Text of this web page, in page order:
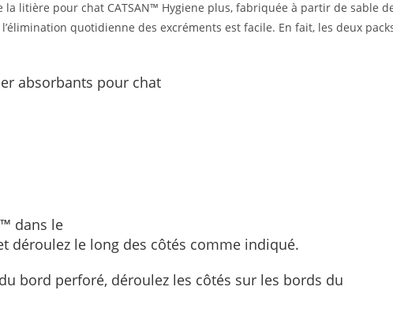
la litière pour chat CATSAN™ Hygiene plus, fabriquée à partir de sable
quotidienne des excréments est facile. En fait, les deux
absorbants pour chat
dans le
déroulez le long des côtés comme indiqué.
bord perforé, déroulez les côtés sur les bords du